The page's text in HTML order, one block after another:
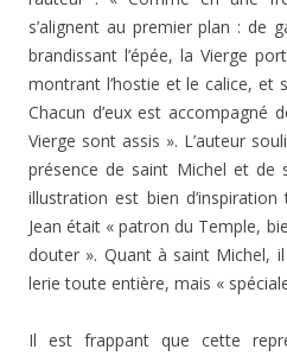
s’alignent au premier plan : de
brandissant l’épée, la Vierge
montrant l’hostie et le calice, et
Chacun d’eux est
Vierge sont assis ». L’auteur
présence de saint Michel et de
illustration est bien
Jean était « patron du Temple,
dou­ter ». Quant à saint Michel,
lerie toute entière, mais «
Il est frappant que cette